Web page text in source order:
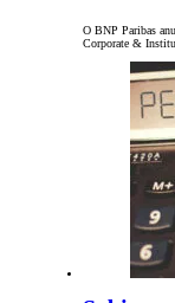
O BNP Paribas
Corporate &